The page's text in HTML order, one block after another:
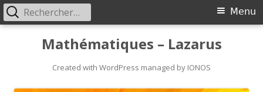
Mathématiques – Lazarus
Created with WordPress managed by IONOS
Primary
Menu
Rechercher :